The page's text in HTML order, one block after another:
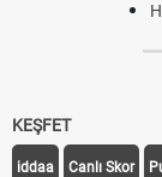
Hradec
KEŞFET
iddaa Canlı Skor